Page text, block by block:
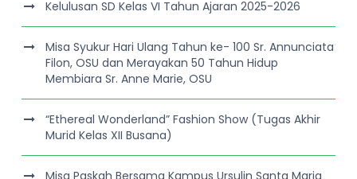
Kelulusan SD Kelas VI Tahun Ajaran 2025-2026
Misa Syukur Hari Ulang Tahun ke- 100 Sr. Annunciata
Filon, OSU dan Merayakan 50 Tahun Hidup
Membiara Sr. Anne Marie, OSU
“Ethereal Wonderland” Fashion Show (Tugas Akhir
Murid Kelas XII Busana)
Misa Paskah Bersama Kampus Ursulin Santa Maria